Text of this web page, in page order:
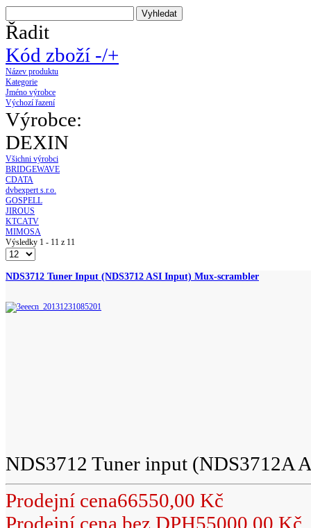
Řadit
Kód zboží -/+
Název produktu
Kategorie
Jméno výrobce
Výchozí řazení
Výrobce:
DEXIN
Všichni výrobci
BRIDGEWAVE
CDATA
dvbexpert s.r.o.
GOSPELL
JIROUS
KTCATV
MIMOSA
Výsledky 1 - 11 z 11
NDS3712 Tuner Input (NDS3712 ASI Input) Mux-scrambler
NDS3712 Tuner input (NDS3712A
Prodejní cena66550,00 Kč
Prodejní cena bez DPH55000,00 Kč